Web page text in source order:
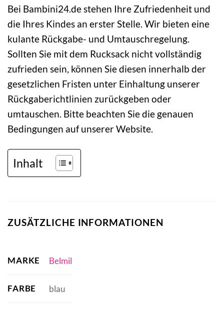
Bei Bambini24.de stehen Ihre Zufriedenheit und
die Ihres Kindes an erster Stelle. Wir bieten eine
kulante Rückgabe- und Umtauschregelung.
Sollten Sie mit dem Rucksack nicht vollständig
zufrieden sein, können Sie diesen innerhalb der
gesetzlichen Fristen unter Einhaltung unserer
Rückgaberichtlinien zurückgeben oder
umtauschen. Bitte beachten Sie die genauen
Bedingungen auf unserer Website.
Inhalt
ZUSÄTZLICHE INFORMATIONEN
MARKE Belmil
FARBE blau